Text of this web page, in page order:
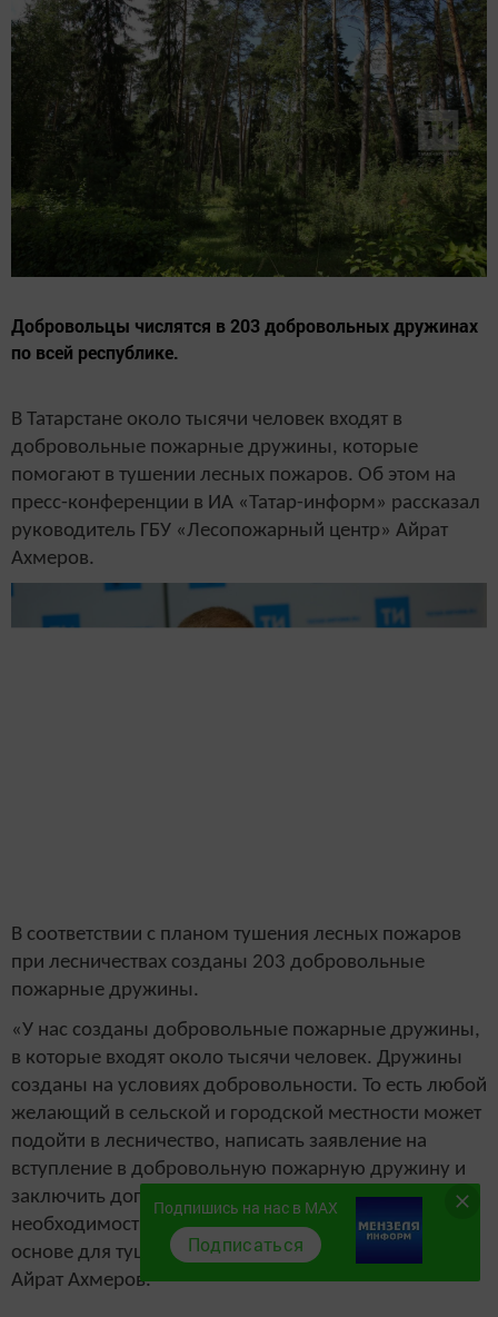
Добровольцы числятся в 203 добровольных дружинах
по всей республике.
В Татарстане около тысячи человек входят в
добровольные пожарные дружины, которые
помогают в тушении лесных пожаров. Об этом на
пресс-конференции в ИА «Татар-информ» рассказал
руководитель ГБУ «Лесопожарный центр» Айрат
Ахмеров.
В соответствии с планом тушения лесных пожаров
при лесничествах созданы 203 добровольные
пожарные дружины.
«У нас созданы добровольные пожарные дружины,
в которые входят около тысячи человек. Дружины
созданы на условиях добровольности. То есть любой
желающий в сельской и городской местности может
подойти в лесничество, написать заявление на
вступление в добровольную пожарную дружину и
заключить договор с лесничеством. В случае
необходимости их будут вызывать на добровольной
основе для тушения лесных пожаров», – рассказал
Айрат Ахмеров.
Подпишись на нас в MAX
Подписаться